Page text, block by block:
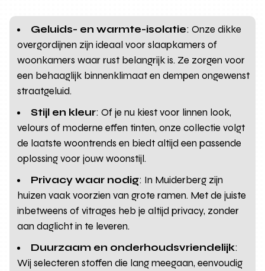
Geluids- en warmte-isolatie: Onze dikke
overgordijnen zijn ideaal voor slaapkamers of
woonkamers waar rust belangrijk is. Ze zorgen voor
een behaaglijk binnenklimaat en dempen ongewenst
straatgeluid.
Stijl en kleur: Of je nu kiest voor linnen look,
velours of moderne effen tinten, onze collectie volgt
de laatste woontrends en biedt altijd een passende
oplossing voor jouw woonstijl.
Privacy waar nodig: In Muiderberg zijn
huizen vaak voorzien van grote ramen. Met de juiste
inbetweens of vitrages heb je altijd privacy, zonder
aan daglicht in te leveren.
Duurzaam en onderhoudsvriendelijk:
Wij selecteren stoffen die lang meegaan, eenvoudig